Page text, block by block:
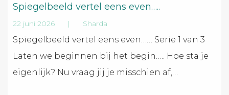
Spiegelbeeld vertel eens even…..
22 juni 2026 | Sharda
Spiegelbeeld vertel eens even…… Serie 1 van 3
Laten we beginnen bij het begin….. Hoe sta je
eigenlijk? Nu vraag jij je misschien af,